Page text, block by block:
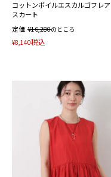
コットンボイルエスカルゴフレア
スカート
定価 ¥16,280のところ
¥8,140税込